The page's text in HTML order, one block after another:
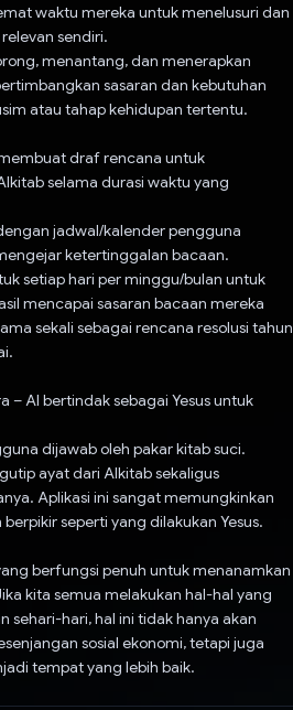
waktu mereka untuk menelusuri dan
sendiri.
menantang, dan menerapkan
sasaran dan kebutuhan
atau tahap kehidupan tertentu.
draf rencana untuk
selama durasi waktu yang
jadwal/kalender pengguna
ketertinggalan bacaan.
setiap hari per minggu/bulan untuk
mencapai sasaran bacaan mereka
sekali sebagai rencana resolusi tahun
– AI bertindak sebagai Yesus untuk
dijawab oleh pakar kitab suci.
ayat dari Alkitab sekaligus
Aplikasi ini sangat memungkinkan
seperti yang dilakukan Yesus.
berfungsi penuh untuk menanamkan
kita semua melakukan hal-hal yang
hari, hal ini tidak hanya akan
sosial ekonomi, tetapi juga
tempat yang lebih baik.